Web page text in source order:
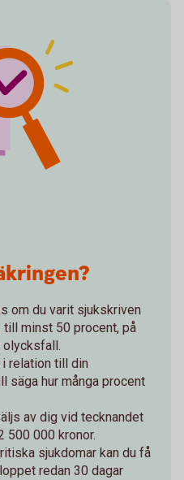
om du varit sjukskriven
till minst 50 procent, på
olycksfall.
relation till din
säga hur många procent
av dig vid tecknandet
500 000 kronor.
sjukdomar kan du få
redan 30 dagar